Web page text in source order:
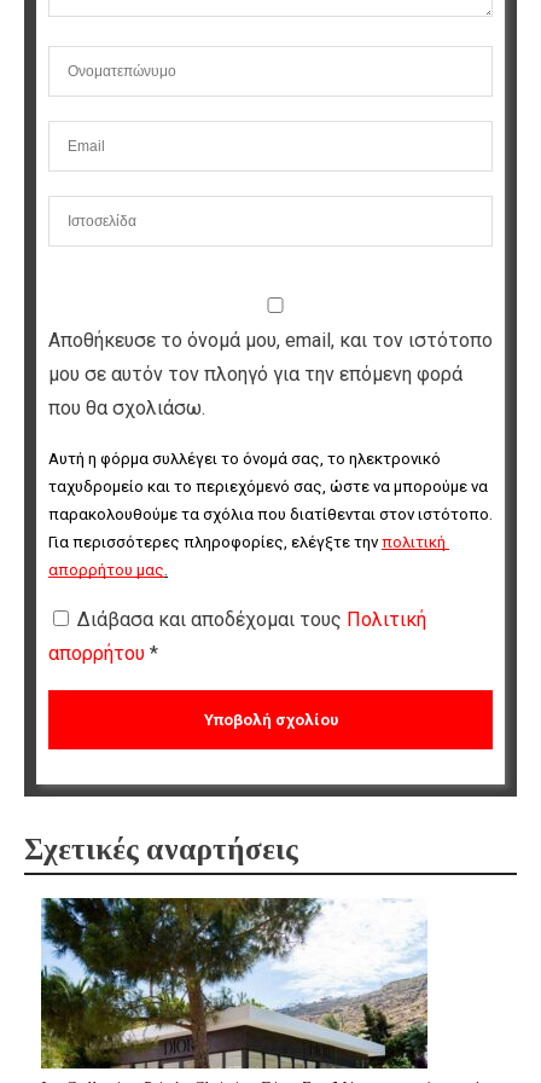
Αποθήκευσε το όνομά μου, email, και τον ιστότοπο
μου σε αυτόν τον πλοηγό για την επόμενη φορά
που θα σχολιάσω.
Αυτή η φόρμα συλλέγει το όνομά σας, το ηλεκτρονικό
ταχυδρομείο και το περιεχόμενό σας, ώστε να μπορούμε να
παρακολουθούμε τα σχόλια που διατίθενται στον ιστότοπο.
Για περισσότερες πληροφορίες, ελέγξτε την πολιτική
απορρήτου μας
Διάβασα και αποδέχομαι τους Πολιτική
απορρήτου *
Σχετικές αναρτήσεις